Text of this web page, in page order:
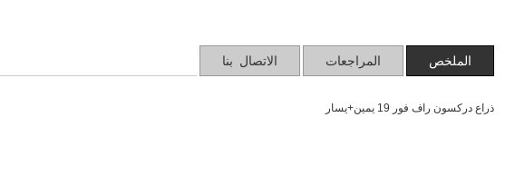
الملخص المراجعات الاتصال بنا
ذراع دركسون راف فور 19 يمين+يسار